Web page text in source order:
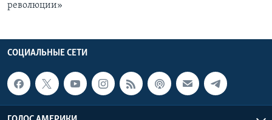
революции»
СОЦИАЛЬНЫЕ СЕТИ